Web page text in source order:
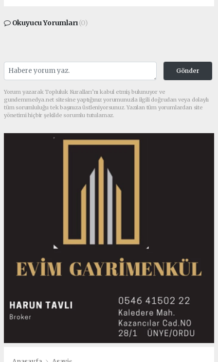
Okuyucu Yorumları(0)
Gönder
Yorum yazarak Topluluk Kuralları’nı kabul etmiş bulunuyor ve
gundemmedya.net sitesine yaptığınız yorumunuzla ilgili doğrudan veya dolaylı
tüm sorumluluğu tek başınıza üstleniyorsunuz. Yazılan tüm yorumlardan site
yönetimi hiçbir şekilde sorumlu tutulamaz.